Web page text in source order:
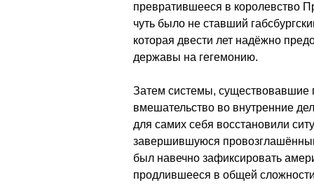
превратившееся в королевство
чуть было не ставший
которая двести лет надёжно
державы на гегемонию.
Затем системы, существовавшие
вмешательство во внутренние
для самих себя восстановили
завершившуюся
был навечно зафиксировать
продлившееся в общей